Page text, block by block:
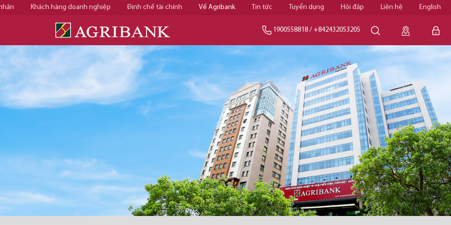
Khách hàng doanh nghiệp Định chế tài chính Về Agribank Tin tức Tuyển dụng Hỏi đáp Liên hệ English
1900558818 / +842432053205